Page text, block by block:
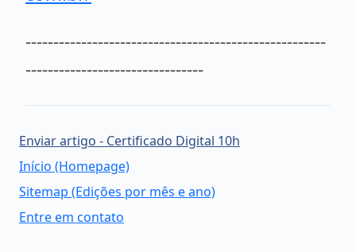
------------------------------------------------------
--------------------------------
Enviar artigo - Certificado Digital 10h
Início (Homepage)
Sitemap (Edições por mês e ano)
Entre em contato